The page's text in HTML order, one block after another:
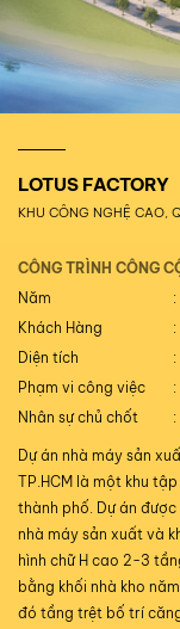
LOTUS FACTORY
KHU CÔNG NGHỆ CAO,
CÔNG TRÌNH CÔNG
Năm
Khách Hàng
Diện tích
Phạm vi công việc
Nhân sự chủ chốt
Dự án nhà máy sản
TP.HCM là một khu
thành phố. Dự án
nhà máy sản xuất và
hình chữ H cao 2-3
bằng khối nhà kho
đó tầng trệt bố trí